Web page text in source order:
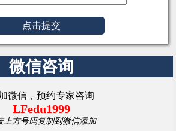
点击提交
微信咨询
微信，预约专家咨询
LFedu1999
上方号码复制到微信添加